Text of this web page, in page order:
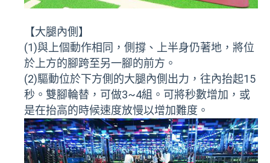
【大腿內側】
(1)與上個動作相同，側撐、上半身仍著地，將位
於上方的腳跨至另一腳的前方。
(2)驅動位於下方側的大腿內側出力，往內抬起15
秒。雙腳輪替，可做3~4組。可將秒數增加，或
是在抬高的時候速度放慢以增加難度。